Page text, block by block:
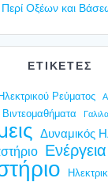
Περί Οξέ­ων και
ΕΤΙΚΕΤΕΣ
Ρεύματος
Βιντεομαθήματα
Δυναμικός
Ενέργεια